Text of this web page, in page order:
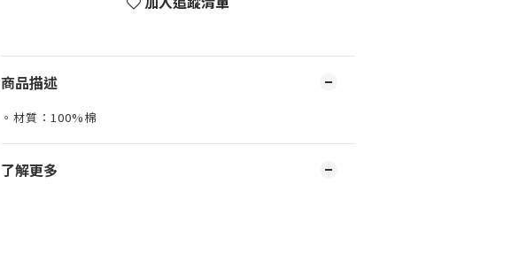
商品描述
。材質：100%棉
了解更多